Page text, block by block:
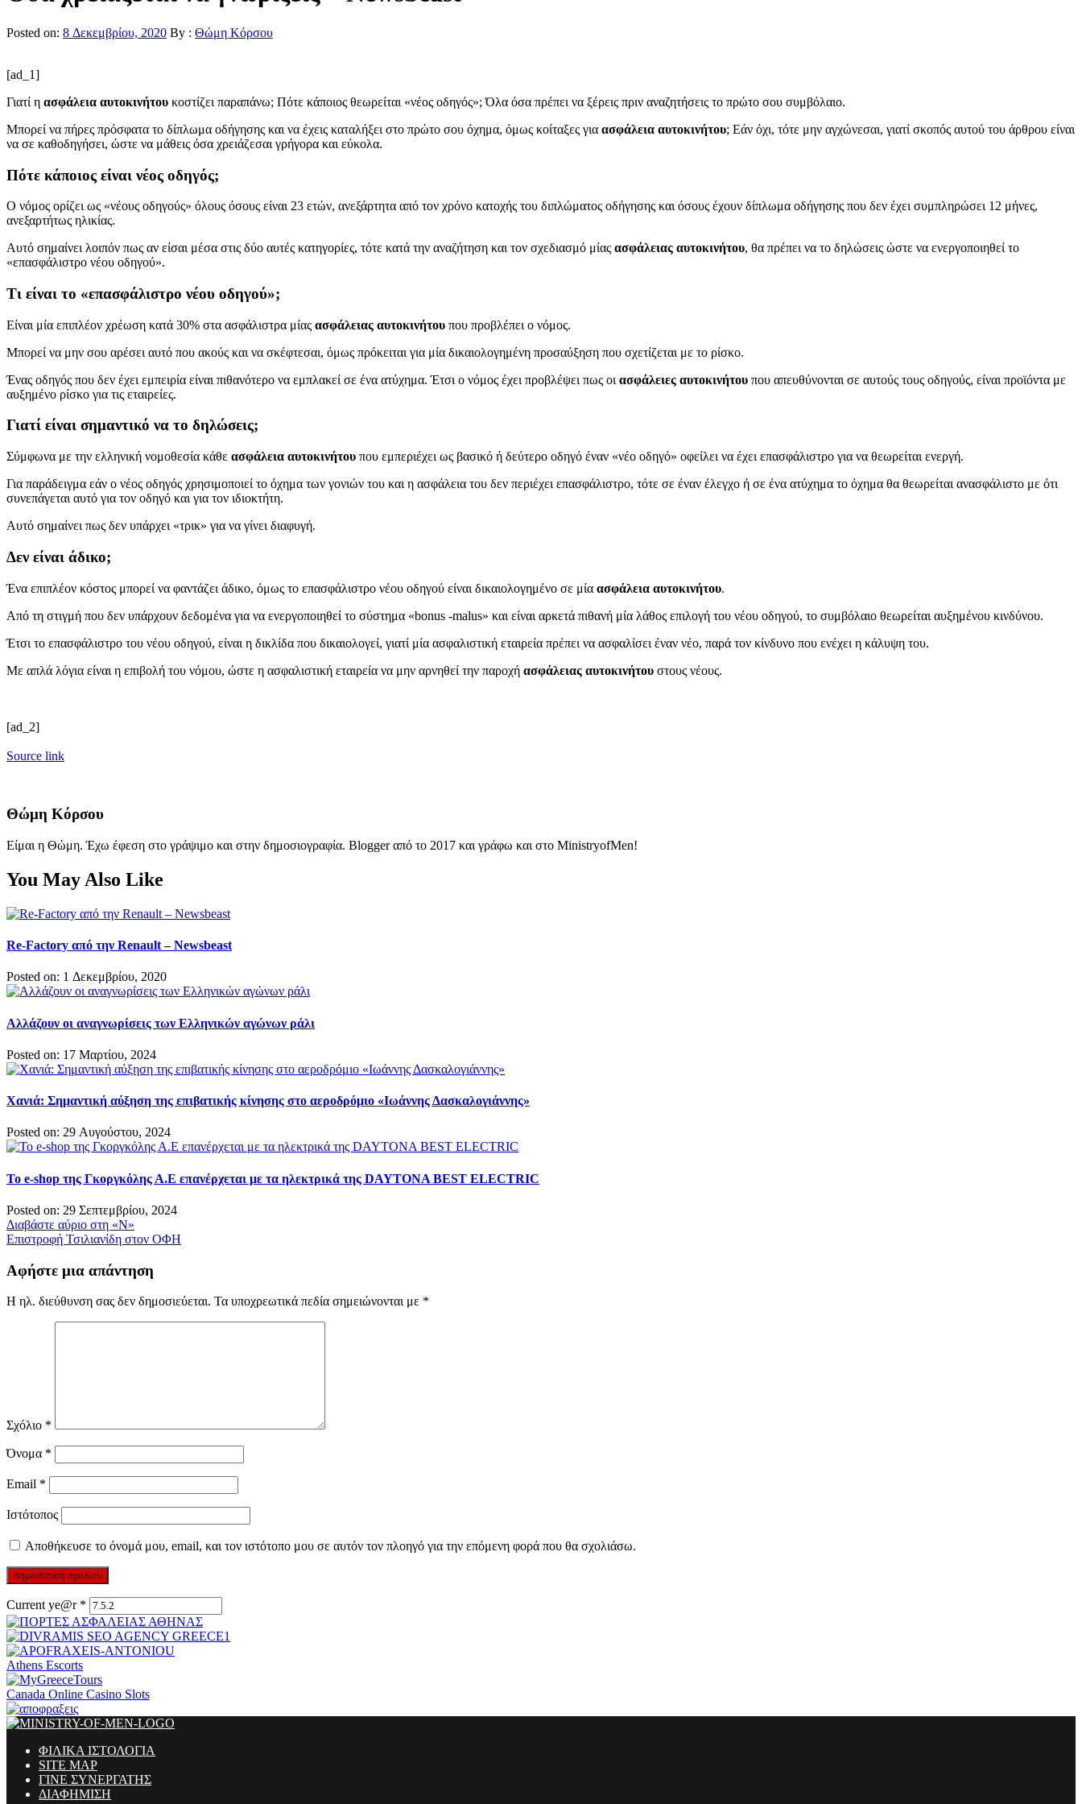
Posted on: 8 Δεκεμβρίου, 2020 By : Θώμη Κόρσου
[ad_1]
Γιατί η ασφάλεια αυτοκινήτου κοστίζει παραπάνω; Πότε κάποιος θεωρείται «νέος οδηγός»; Όλα όσα πρέπει να ξέρεις πριν αναζητήσεις το πρώτο σου συμβόλαιο.
Μπορεί να πήρες πρόσφατα το δίπλωμα οδήγησης και να έχεις καταλήξει στο πρώτο σου όχημα, όμως κοίταξες για ασφάλεια αυτοκινήτου; Εάν όχι, τότε μην αγχώνεσαι, γιατί σκοπός αυτού του άρθρου είναι
να σε καθοδηγήσει, ώστε να μάθεις όσα χρειάζεσαι γρήγορα και εύκολα.
Πότε κάποιος είναι νέος οδηγός;
Ο νόμος ορίζει ως «νέους οδηγούς» όλους όσους είναι 23 ετών, ανεξάρτητα από τον χρόνο κατοχής του διπλώματος οδήγησης και όσους έχουν δίπλωμα οδήγησης που δεν έχει συμπληρώσει 12 μήνες,
ανεξαρτήτως ηλικίας.
Αυτό σημαίνει λοιπόν πως αν είσαι μέσα στις δύο αυτές κατηγορίες, τότε κατά την αναζήτηση και τον σχεδιασμό μίας ασφάλειας αυτοκινήτου, θα πρέπει να το δηλώσεις ώστε να ενεργοποιηθεί το
«επασφάλιστρο νέου οδηγού».
Τι είναι το «επασφάλιστρο νέου οδηγού»;
Είναι μία επιπλέον χρέωση κατά 30% στα ασφάλιστρα μίας ασφάλειας αυτοκινήτου που προβλέπει ο νόμος.
Μπορεί να μην σου αρέσει αυτό που ακούς και να σκέφτεσαι, όμως πρόκειται για μία δικαιολογημένη προσαύξηση που σχετίζεται με το ρίσκο.
Ένας οδηγός που δεν έχει εμπειρία είναι πιθανότερο να εμπλακεί σε ένα ατύχημα. Έτσι ο νόμος έχει προβλέψει πως οι ασφάλειες αυτοκινήτου που απευθύνονται σε αυτούς τους οδηγούς, είναι προϊόντα με
αυξημένο ρίσκο για τις εταιρείες.
Γιατί είναι σημαντικό να το δηλώσεις;
Σύμφωνα με την ελληνική νομοθεσία κάθε ασφάλεια αυτοκινήτου που εμπεριέχει ως βασικό ή δεύτερο οδηγό έναν «νέο οδηγό» οφείλει να έχει επασφάλιστρο για να θεωρείται ενεργή.
Για παράδειγμα εάν ο νέος οδηγός χρησιμοποιεί το όχημα των γονιών του και η ασφάλεια του δεν περιέχει επασφάλιστρο, τότε σε έναν έλεγχο ή σε ένα ατύχημα το όχημα θα θεωρείται ανασφάλιστο με ότι
συνεπάγεται αυτό για τον οδηγό και για τον ιδιοκτήτη.
Αυτό σημαίνει πως δεν υπάρχει «τρικ» για να γίνει διαφυγή.
Δεν είναι άδικο;
Ένα επιπλέον κόστος μπορεί να φαντάζει άδικο, όμως το επασφάλιστρο νέου οδηγού είναι δικαιολογημένο σε μία ασφάλεια αυτοκινήτου.
Από τη στιγμή που δεν υπάρχουν δεδομένα για να ενεργοποιηθεί το σύστημα «bonus -malus» και είναι αρκετά πιθανή μία λάθος επιλογή του νέου οδηγού, το συμβόλαιο θεωρείται αυξημένου κινδύνου.
Έτσι το επασφάλιστρο του νέου οδηγού, είναι η δικλίδα που δικαιολογεί, γιατί μία ασφαλιστική εταιρεία πρέπει να ασφαλίσει έναν νέο, παρά τον κίνδυνο που ενέχει η κάλυψη του.
Με απλά λόγια είναι η επιβολή του νόμου, ώστε η ασφαλιστική εταιρεία να μην αρνηθεί την παροχή ασφάλειας αυτοκινήτου στους νέους.
[ad_2]
Source link
Θώμη Κόρσου
Είμαι η Θώμη. Έχω έφεση στο γράψιμο και στην δημοσιογραφία. Blogger από το 2017 και γράφω και στο MinistryofMen!
You May Also Like
Re-Factory από την Renault – Newsbeast
Posted on: 1 Δεκεμβρίου, 2020
Αλλάζουν οι αναγνωρίσεις των Ελληνικών αγώνων ράλι
Posted on: 17 Μαρτίου, 2024
Χανιά: Σημαντική αύξηση της επιβατικής κίνησης στο αεροδρόμιο «Ιωάννης Δασκαλογιάννης»
Posted on: 29 Αυγούστου, 2024
Το e-shop της Γκοργκόλης Α.Ε επανέρχεται με τα ηλεκτρικά της DAYTONA BEST ELECTRIC
Posted on: 29 Σεπτεμβρίου, 2024
Πλοήγηση
άρθρων
Διαβάστε αύριο στη «Ν»
Επιστροφή Τσιλιανίδη στον ΟΦΗ
Αφήστε μια απάντηση
Η ηλ. διεύθυνση σας δεν δημοσιεύεται. Τα υποχρεωτικά πεδία σημειώνονται με *
Σχόλιο *
Όνομα *
Email *
Ιστότοπος
Αποθήκευσε το όνομά μου, email, και τον ιστότοπο μου σε αυτόν τον πλοηγό για την επόμενη φορά που θα σχολιάσω.
Current ye@r *
Athens Escorts
Canada Online Casino Slots
ΦΙΛΙΚΑ ΙΣΤΟΛΟΓΙΑ
SITE MAP
ΓΙΝΕ ΣΥΝΕΡΓΑΤΗΣ
ΔΙΑΦΗΜΙΣΗ